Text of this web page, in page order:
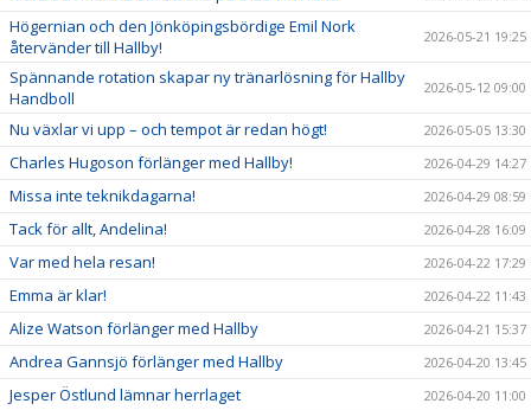
Högernian och den Jönköpingsbördige Emil Nork
återvänder till Hallby!
2026-05-21 19:25
Spännande rotation skapar ny tränarlösning för Hallby
Handboll
2026-05-12 09:00
Nu växlar vi upp – och tempot är redan högt! 2026-05-05 13:30
Charles Hugoson förlänger med Hallby! 2026-04-29 14:27
Missa inte teknikdagarna! 2026-04-29 08:59
Tack för allt, Andelina! 2026-04-28 16:09
Var med hela resan! 2026-04-22 17:29
Emma är klar! 2026-04-22 11:43
Alize Watson förlänger med Hallby 2026-04-21 15:37
Andrea Gannsjö förlänger med Hallby 2026-04-20 13:45
Jesper Östlund lämnar herrlaget 2026-04-20 11:00